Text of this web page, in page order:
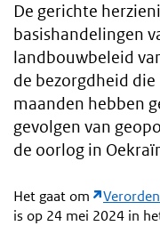
De gerichte
basishandelingen
landbouwbeleid
de bezorgdheid
maanden hebben
gevolgen van
de oorlog in
Het gaat om
is op 24 mei 2024 in